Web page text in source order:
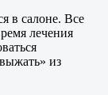
в салоне. Все
лечения
из